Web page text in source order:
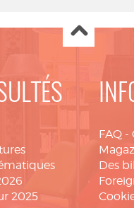
2025
FAQ -
Des